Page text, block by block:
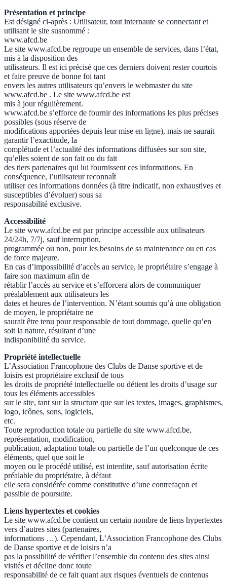
Présentation et principe
Est désigné ci-après : Utilisateur, tout internaute se connectant et
utilisant le site susnommé :
www.afcd.be
Le site www.afcd.be regroupe un ensemble de services, dans l’état,
mis à la disposition des
utilisateurs. Il est ici précisé que ces derniers doivent rester courtois
et faire preuve de bonne foi tant
envers les autres utilisateurs qu’envers le webmaster du site
www.afcd.be . Le site www.afcd.be est
mis à jour régulièrement.
www.afcd.be s’efforce de fournir des informations les plus précises
possibles (sous réserve de
modifications apportées depuis leur mise en ligne), mais ne saurait
garantir l’exactitude, la
complétude et l’actualité des informations diffusées sur son site,
qu’elles soient de son fait ou du fait
des tiers partenaires qui lui fournissent ces informations. En
conséquence, l’utilisateur reconnaît
utiliser ces informations données (à titre indicatif, non exhaustives et
susceptibles d’évoluer) sous sa
responsabilité exclusive.
Accessibilité
Le site www.afcd.be est par principe accessible aux utilisateurs
24/24h, 7/7j, sauf interruption,
programmée ou non, pour les besoins de sa maintenance ou en cas
de force majeure.
En cas d’impossibilité d’accès au service, le propriétaire s’engage à
faire son maximum afin de
rétablir l’accès au service et s’efforcera alors de communiquer
préalablement aux utilisateurs les
dates et heures de l’intervention. N’étant soumis qu’à une obligation
de moyen, le propriétaire ne
saurait être tenu pour responsable de tout dommage, quelle qu’en
soit la nature, résultant d’une
indisponibilité du service.
Propriété intellectuelle
L’Association Francophone des Clubs de Danse sportive et de
loisirs est propriétaire exclusif de tous
les droits de propriété intellectuelle ou détient les droits d’usage sur
tous les éléments accessibles
sur le site, tant sur la structure que sur les textes, images, graphismes,
logo, icônes, sons, logiciels,
etc.
Toute reproduction totale ou partielle du site www.afcd.be,
représentation, modification,
publication, adaptation totale ou partielle de l’un quelconque de ces
éléments, quel que soit le
moyen ou le procédé utilisé, est interdite, sauf autorisation écrite
préalable du propriétaire, à défaut
elle sera considérée comme constitutive d’une contrefaçon et
passible de poursuite.
Liens hypertextes et cookies
Le site www.afcd.be contient un certain nombre de liens hypertextes
vers d’autres sites (partenaires,
informations …). Cependant, L’Association Francophone des Clubs
de Danse sportive et de loisirs n’a
pas la possibilité de vérifier l’ensemble du contenu des sites ainsi
visités et décline donc toute
responsabilité de ce fait quant aux risques éventuels de contenus